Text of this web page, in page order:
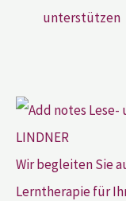
unterstützen
Wir begleiten Sie
Lerntherapie für